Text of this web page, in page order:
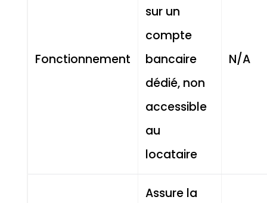
Fonctionnement
sur un
compte
bancaire
dédié, non
accessible
au
locataire
N/A
Assure la